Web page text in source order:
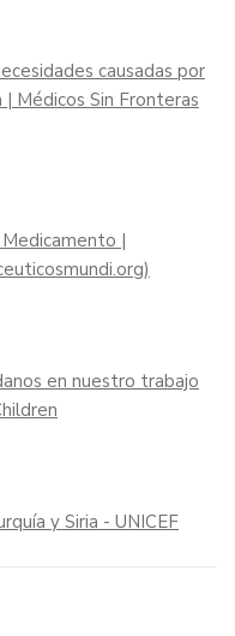
causadas por
| Médicos Sin Fronteras
|
en nuestro trabajo
y Siria - UNICEF